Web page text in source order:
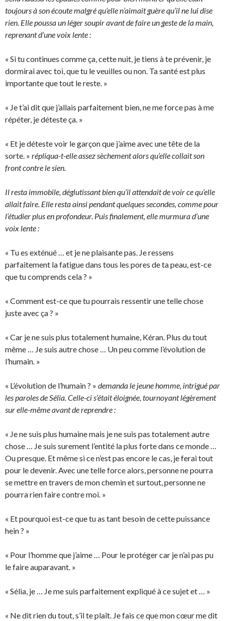
toujours à son écoute malgré qu’elle n’aimait guère qu’il ne lui dise
rien. Elle poussa un léger soupir avant de faire un geste de la main,
reprenant d’une voix lente :
« Si tu continues comme ça, cette nuit, je tiens à te prévenir, je
dormirai avec toi, que tu le veuilles ou non. Ta santé est plus
importante que tout le reste. »
« Je t’ai dit que j’allais parfaitement bien, ne me force pas à me
répéter, je déteste ça. »
« Et je déteste voir le garçon que j’aime avec une tête de la
sorte. » répliqua-t-elle assez sèchement alors qu’elle collait son
front contre le sien.
Il resta immobile, déglutissant bien qu’il attendait de voir ce qu’elle
allait faire. Elle resta ainsi pendant quelques secondes, comme pour
l’étudier plus en profondeur. Puis finalement, elle murmura d’une
voix lente :
« Tu es exténué … et je ne plaisante pas. Je ressens
parfaitement la fatigue dans tous les pores de ta peau, est-ce
que tu comprends cela ? »
« Comment est-ce que tu pourrais ressentir une telle chose
juste avec ça ? »
« Car je ne suis plus totalement humaine, Kéran. Plus du tout
même … Je suis autre chose … Un peu comme l’évolution de
l’humain. »
« L’évolution de l’humain ? » demanda le jeune homme, intrigué par
les paroles de Sélia. Celle-ci s’était éloignée, tournoyant légèrement
sur elle-même avant de reprendre :
« Je ne suis plus humaine mais je ne suis pas totalement autre
chose … Je suis surement l’entité la plus forte dans ce monde …
Ou presque. Et même si ce n’est pas encore le cas, je ferai tout
pour le devenir. Avec une telle force alors, personne ne pourra
se mettre en travers de mon chemin et surtout, personne ne
pourra rien faire contre moi. »
« Et pourquoi est-ce que tu as tant besoin de cette puissance
hein ? »
« Pour l’homme que j’aime … Pour le protéger car je n’ai pas pu
le faire auparavant. »
« Sélia, je … Je me suis parfaitement expliqué à ce sujet et … »
« Ne dit rien du tout, s’il te plaît. Je fais ce que mon cœur me dit